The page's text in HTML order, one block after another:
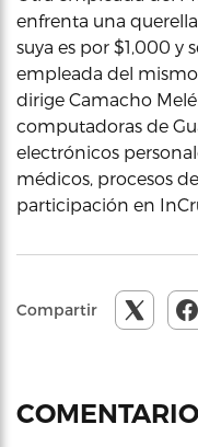
enfrenta una querella
suya es por $1,000 y
empleada del
dirige Camacho
computadoras de
electrónicos
médicos, procesos
participación en
Compartir